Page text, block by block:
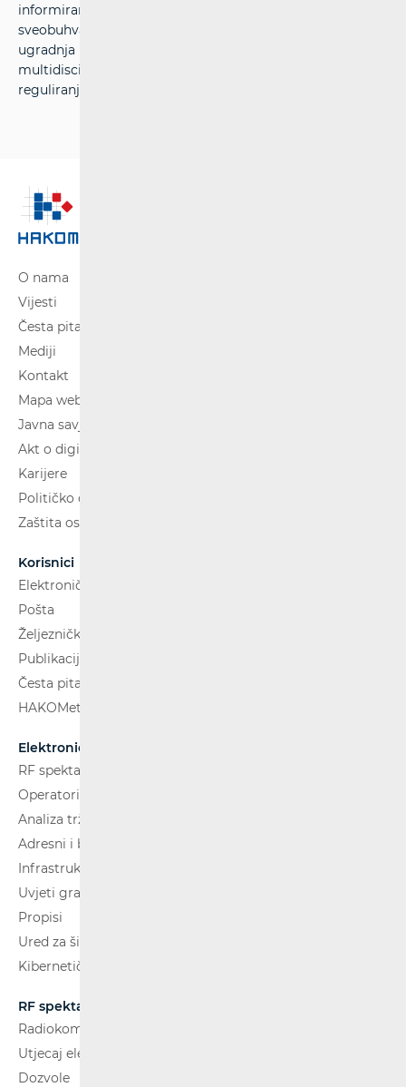
informiranje korisnika, izgradnja učinkovitog i
sveobuhvatnog informacijskog sustava, određivanje i
ugradnja učinkovitih procesa te stjecanje
multidisciplinarnih stručnosti i znanja u području
reguliranja tržišta.
O nama
Vijesti
Česta pitanja
Mediji
Kontakt
Mapa weba
Javna savjetovanja
Akt o digitalnim uslugama
Karijere
Političko oglašavanje
Zaštita osobnih podataka
Korisnici
Elektroničke komunikacije
Pošta
Željeznički putnički prijevoz
Publikacije
Česta pitanja
HAKOMetar
Elektroničke komunikacije
RF spektar
Operatori i usluge
Analiza tržišta
Adresni i brojevni prostor
Infrastruktura
Uvjeti gradnje
Propisi
Ured za širokopojasnost (BCO)
Kibernetička sigurnost
RF spektar
Radiokomunikacije i radiodifuzija
Utjecaj elektromagnetskih polja (EMP)
Dozvole